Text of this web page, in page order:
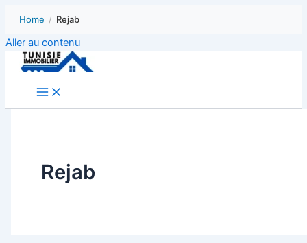
Home / Rejab
Aller au contenu
Rejab